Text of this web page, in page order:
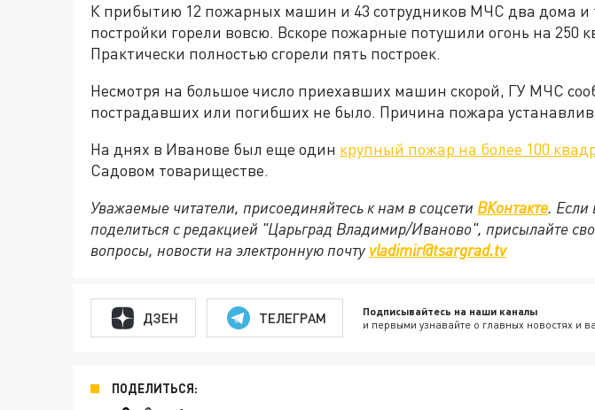
К прибытию 12 пожарных машин и 43 сотрудников МЧС два дома и
постройки горели вовсю. Вскоре пожарные потушили огонь на 250
Практически полностью сгорели пять построек.
Несмотря на большое число приехавших машин скорой, ГУ МЧС
пострадавших или погибших не было. Причина пожара
На днях в Иванове был еще один крупный пожар на более 100
Садовом товариществе.
Уважаемые читатели, присоединяйтесь к нам в соцсети ВКонтакте. Если
поделиться с редакцией "Царьград Владимир/Иваново", присылайте
вопросы, новости на электронную почту vladimir@tsargrad.tv
ДЗЕН ТЕЛЕГРАМ Подписывайтесь на наши каналы
и первыми узнавайте о главных новостях и
ПОДЕЛИТЬСЯ: